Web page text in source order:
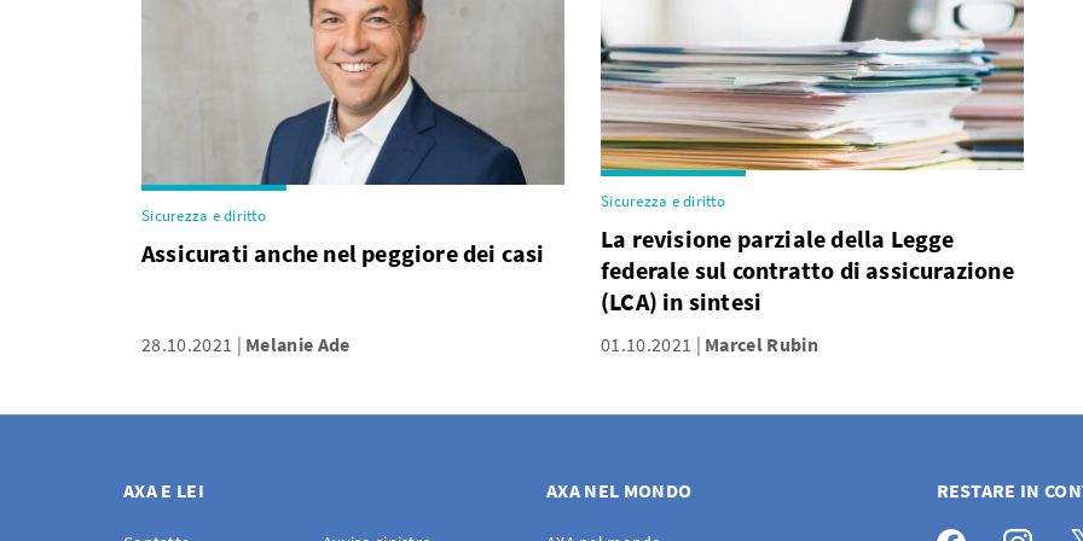
Sicurezza e diritto
Assicurati anche nel peggiore dei casi
28.10.2021 Melanie Ade
Sicurezza e diritto
La revisione parziale della Legge
federale sul contratto di assicurazione
(LCA) in sintesi
01.10.2021 Marcel Rubin
AXA E LEI AXA NEL MONDO RESTARE IN